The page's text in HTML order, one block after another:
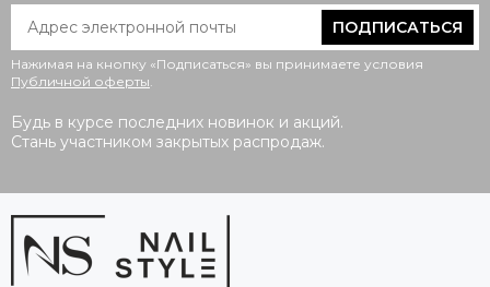
ПОДПИСАТЬСЯ
Нажимая на кнопку «Подписаться» вы принимаете условия
Публичной оферты.
Будь в курсе последних новинок и акций.
Стань участником закрытых распродаж.